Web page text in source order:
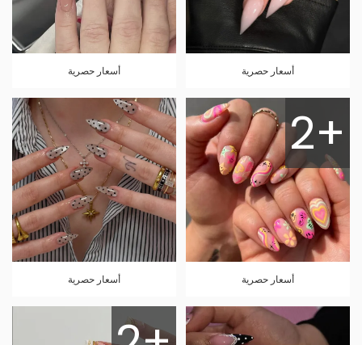
أسعار حصرية أسعار حصرية
2+
أسعار حصرية أسعار حصرية